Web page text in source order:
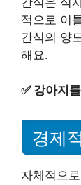
적으로 이
간식의 양
해요.
✅ 강아지
경제
자체적으